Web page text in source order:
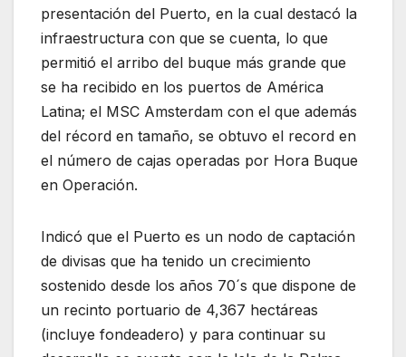
presentación del Puerto, en la cual destacó la
infraestructura con que se cuenta, lo que
permitió el arribo del buque más grande que
se ha recibido en los puertos de América
Latina; el MSC Amsterdam con el que además
del récord en tamaño, se obtuvo el record en
el número de cajas operadas por Hora Buque
en Operación.
Indicó que el Puerto es un nodo de captación
de divisas que ha tenido un crecimiento
sostenido desde los años 70´s que dispone de
un recinto portuario de 4,367 hectáreas
(incluye fondeadero) y para continuar su